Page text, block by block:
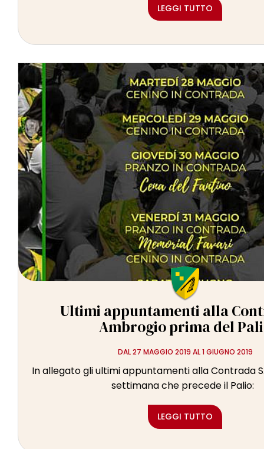
LEGGI TUTTO
Ultimi appuntamenti alla
Ambrogio prima del
DAL 27 MAGGIO 2019 AL 1 GIUGNO 2019
In allegato gli ultimi appuntamenti alla Contrada
settimana che precede il Palio:
LEGGI TUTTO